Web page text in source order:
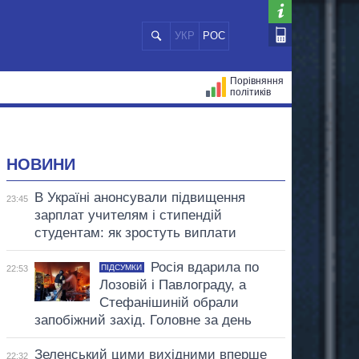
УКР РОС
Порівняння
політиків
НОВИНИ
23:45
В Україні анонсували підвищення
зарплат учителям і стипендій
студентам: як зростуть виплати
22:53 ПІДСУМКИ
Росія вдарила по
Лозовій і Павлограду, а
Стефанішиній обрали
запобіжний захід. Головне за день
22:32
Зеленський цими вихідними вперше